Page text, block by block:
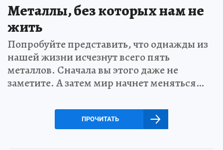
Металлы, без которых нам не
жить
Попробуйте представить, что однажды из
нашей жизни исчезнут всего пять
металлов. Сначала вы этого даже не
заметите. А затем мир начнет меняться…
ПРОЧИТАТЬ